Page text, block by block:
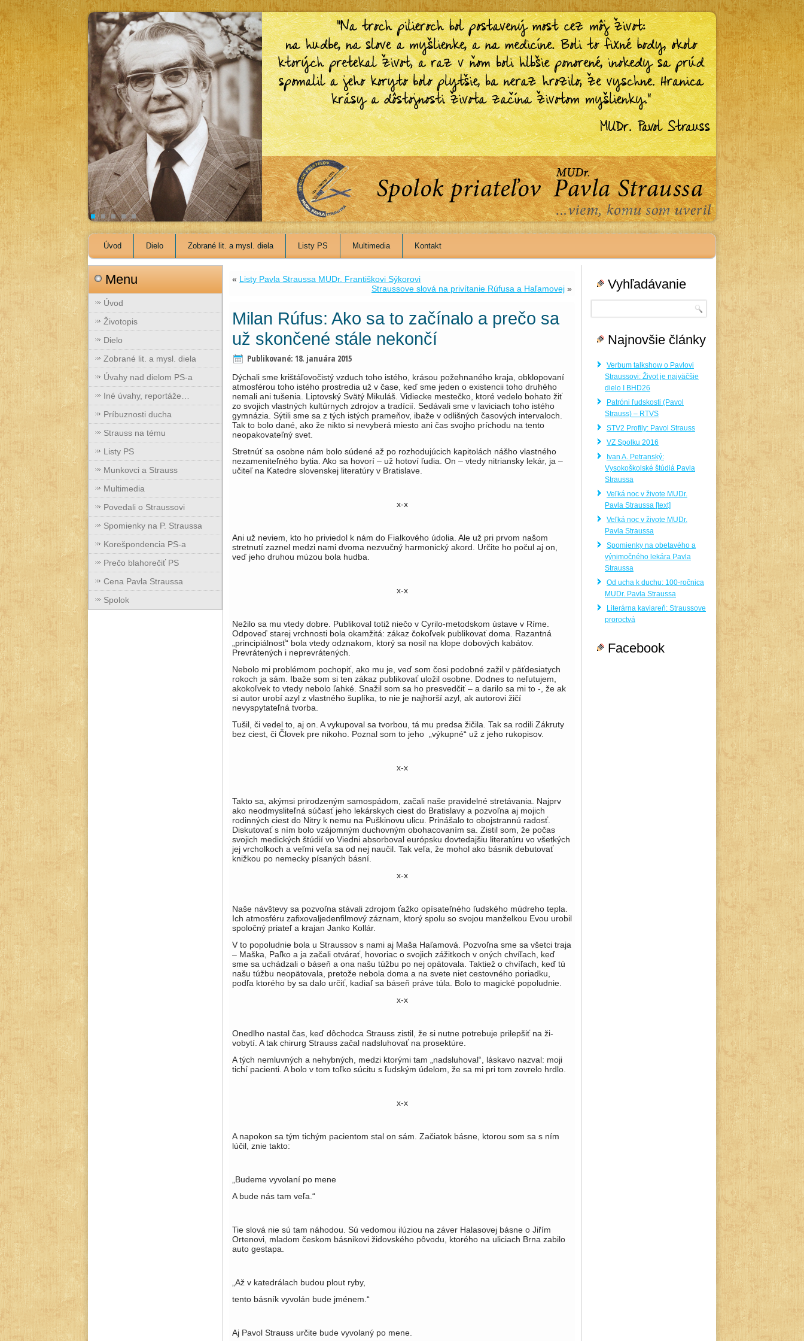
Úvod Dielo Zobrané lit. a mysl. diela Listy PS Multimedia Kontakt
Menu
Úvod
Životopis
Dielo
Zobrané lit. a mysl. diela
Úvahy nad dielom PS-a
Iné úvahy, reportáže…
Príbuznosti ducha
Strauss na tému
Listy PS
Munkovci a Strauss
Multimedia
Povedali o Straussovi
Spomienky na P. Straussa
Korešpondencia PS-a
Prečo blahorečiť PS
Cena Pavla Straussa
Spolok
« Listy Pavla Straussa MUDr. Františkovi Sýkorovi
Straussove slová na privítanie Rúfusa a Haľamovej »
Milan Rúfus: Ako sa to začínalo a prečo sa
už skončené stále nekončí
Publikované: 18. januára 2015
Dýchali sme krištáľovočistý vzduch toho istého, krásou požehnaného kraja, obklo­povaní
atmosférou toho istého prostredia už v čase, keď sme jeden o existencii toho druhého
nemali ani tušenia. Liptovský Svätý Mikuláš. Vidiecke mestečko, ktoré vedelo bohato žiť
zo svojich vlastných kul­túrnych zdrojov a tradícií. Sedávali sme v laviciach toho istého
gymnázia. Sýtili sme sa z tých istých prameňov, ibaže v odliš­ných časových intervaloch.
Tak to bolo dané, ako že nikto si nevyberá miesto ani čas svojho príchodu na tento
neopakova­teľný svet.
Stretnúť sa osobne nám bolo súdené až po rozhodujúcich kapitolách nášho vlast­ného
nezameniteľného bytia. Ako sa hovo­rí – už hotoví ľudia. On – vtedy nitriansky lekár, ja –
učiteľ na Katedre slovenskej lite­ratúry v Bratislave.
x-x
Ani už neviem, kto ho priviedol k nám do Fialkového údolia. Ale už pri prvom našom
stretnutí zaznel medzi nami dvo­ma nezvučný harmonický akord. Určite ho počul aj on,
veď jeho druhou múzou bola hudba.
x-x
Nežilo sa mu vtedy dobre. Publikoval totiž niečo v Cyrilo-metodskom ústave v Ríme.
Odpoveď starej vrchnosti bola okamžitá: zákaz čokoľvek publikovať doma. Razant­ná
„principiálnosť“ bola vtedy odznakom, ktorý sa nosil na klope dobových kabátov.
Prevrátených i neprevrátených.
Nebolo mi problémom pochopiť, ako mu je, veď som čosi podobné zažil v päť­desiatych
rokoch ja sám. Ibaže som si ten zákaz publikovať uložil osobne. Dodnes to neľutujem,
akokoľvek to vtedy nebolo ľah­ké. Snažil som sa ho presvedčiť – a darilo sa mi to -, že ak
si autor urobí azyl z vlastného šuplíka, to nie je najhorší azyl, ak autorovi žičí
nevyspytateľná tvorba.
Tušil, či vedel to, aj on. A vykupoval sa tvorbou, tá mu predsa žičila. Tak sa rodi­li Zákruty
bez ciest, či Človek pre nikoho. Poznal som to jeho „výkupné“ už z jeho rukopisov.
x-x
Takto sa, akýmsi prirodzeným samospá­dom, začali naše pravidelné stretávania. Najprv
ako neodmysliteľná súčasť jeho le­kárskych ciest do Bratislavy a pozvoľna aj mojich
rodinných ciest do Nitry k nemu na Puškinovu ulicu. Prinášalo to obojstrannú radosť.
Diskutovať s ním bolo vzájomným duchovným obohacovaním sa. Zistil som, že počas
svojich medických štúdií vo Vied­ni absorboval európsku dovtedajšiu lite­ratúru vo všetkých
jej vrcholkoch a veľmi veľa sa od nej naučil. Tak veľa, že mohol ako básnik debutovať
knižkou po nemecky písaných básní.
x-x
Naše návštevy sa pozvoľna stávali zdro­jom ťažko opísateľného ľudského múdreho tepla.
Ich atmosféru zaﬁxovaljedenﬁlmo­vý záznam, ktorý spolu so svojou manžel­kou Evou urobil
spoločný priateľ a krajan Janko Kollár.
V to popoludnie bola u Straussov s nami aj Maša Haľamová. Pozvoľna sme sa všetci traja
– Maška, Paľko a ja začali otvá­rať, hovoriac o svojich zážitkoch v oných chvíľach, keď
sme sa uchádzali o báseň a ona našu túžbu po nej opätovala. Taktiež o chvíľach, keď tú
našu túžbu neopäto­vala, pretože nebola doma a na svete niet cestovného poriadku,
podľa ktorého by sa dalo určiť, kadiaľ sa báseň práve túla. Bolo to magické popoludnie.
x-x
Onedlho nastal čas, keď dôchodca Strauss zistil, že si nutne potrebuje prilepšiť na ži­
vobytí. A tak chirurg Strauss začal nadslu­hovať na prosektúre.
A tých nemluvných a nehybných, medzi ktorými tam „nadsluhoval“, láskavo nazval: moji
tichí pacienti. A bolo v tom toľko sú­citu s ľudským údelom, že sa mi pri tom zovrelo hrdlo.
x-x
A napokon sa tým tichým pacientom stal on sám. Začiatok básne, ktorou som sa s ním
lúčil, znie takto:
„Budeme vyvolaní po mene
A bude nás tam veľa.“
Tie slová nie sú tam náhodou. Sú ve­domou ilúziou na záver Halasovej básne o Jiřím
Ortenovi, mladom českom básnikovi židovského pôvodu, ktorého na uliciach Brna zabilo
auto gestapa.
„Až v katedrálach budou plout ryby,
tento básník vyvolán bude jménem.“
Aj Pavol Strauss určite bude vyvolaný po mene.
Vyhľadávanie
Najnovšie články
Verbum talkshow o Pavlovi
Straussovi: Život je najväčšie
dielo I BHD26
Patróni ľudskosti (Pavol
Strauss) – RTVS
STV2 Profily: Pavol Strauss
VZ Spolku 2016
Ivan A. Petranský:
Vysokoškolské štúdiá Pavla
Straussa
Veľká noc v živote MUDr.
Pavla Straussa [text]
Veľká noc v živote MUDr.
Pavla Straussa
Spomienky na obetavého a
výnimočného lekára Pavla
Straussa
Od ucha k duchu: 100-ročnica
MUDr. Pavla Straussa
Literárna kaviareň: Straussove
proroctvá
Facebook